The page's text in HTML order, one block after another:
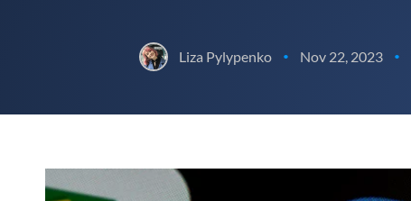
Liza Pylypenko • Nov 22, 2023 •